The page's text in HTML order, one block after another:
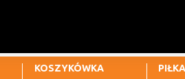
KOSZYKÓWKA